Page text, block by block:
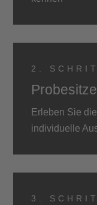
2.
Erleben Sie
individuelle
3.